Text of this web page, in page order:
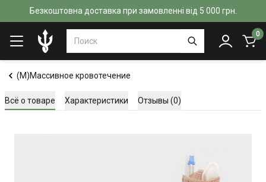
Безкоштовна доставка при замовленні від 5 000 грн.
0
(M)Массивное кровотечение
Всё о товаре Характеристики Отзывы (0)